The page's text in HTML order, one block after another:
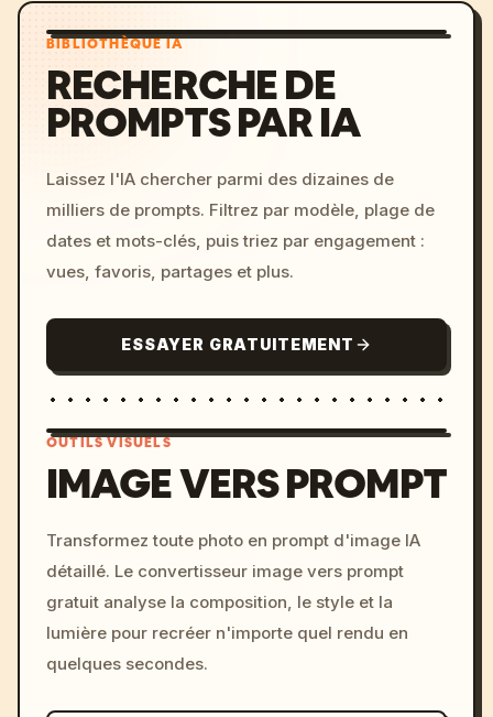
BIBLIOTHÈQUE IA
RECHERCHE DE
PROMPTS PAR IA
Laissez l'IA chercher parmi des dizaines de
milliers de prompts. Filtrez par modèle, plage de
dates et mots-clés, puis triez par engagement :
vues, favoris, partages et plus.
ESSAYER GRATUITEMENT
c, cyberpunk sunset, neon
colors, 8k --v 6.0
OUTILS VISUELS
IMAGE VERS PROMPT
Transformez toute photo en prompt d'image IA
détaillé. Le convertisseur image vers prompt
gratuit analyse la composition, le style et la
lumière pour recréer n'importe quel rendu en
quelques secondes.